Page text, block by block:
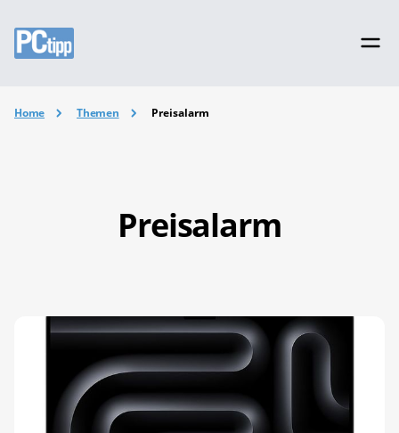
Home Themen Preisalarm
Preisalarm